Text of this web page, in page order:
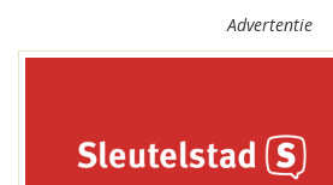
Advertentie